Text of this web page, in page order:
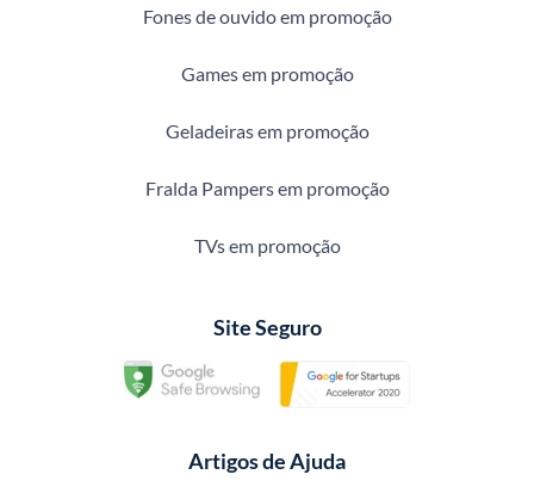
Fones de ouvido em promoção
Games em promoção
Geladeiras em promoção
Fralda Pampers em promoção
TVs em promoção
Site Seguro
Artigos de Ajuda